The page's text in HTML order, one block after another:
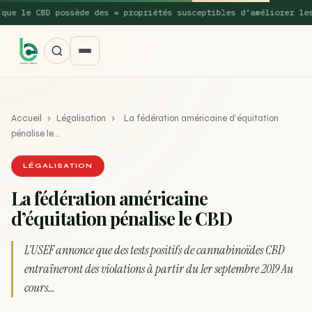
le CBD possède des « propriétés susceptibles d’améliorer les
SUGGESTIONS POPULAIRES
Une nouvelle étude montre que la vaporisation du
cannabis réduit de 99…
La recette du Space Cake RECETTE
Accueil › Légalisation ›
La fédération américaine d’équitation
pénalise le…
LÉGALISATION
La fédération américaine
d’équitation pénalise le CBD
L’USEF annonce que des tests positifs de cannabinoïdes CBD
entraîneront des violations à partir du 1er septembre 2019 Au
cours…